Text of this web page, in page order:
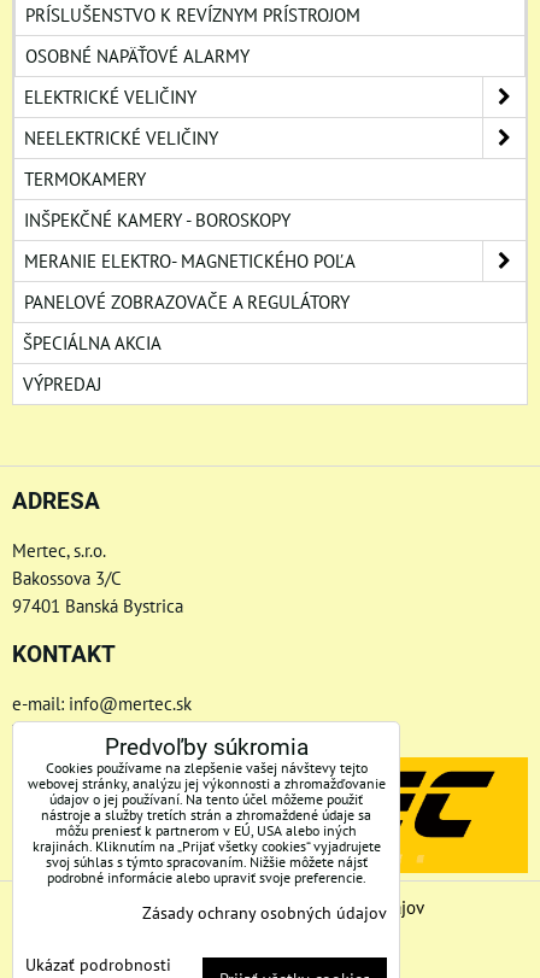
PRÍSLUŠENSTVO K REVÍZNYM PRÍSTROJOM
OSOBNÉ NAPÄŤOVÉ ALARMY
ELEKTRICKÉ VELIČINY
NEELEKTRICKÉ VELIČINY
TERMOKAMERY
INŠPEKČNÉ KAMERY - BOROSKOPY
MERANIE ELEKTRO- MAGNETICKÉHO POĽA
PANELOVÉ ZOBRAZOVAČE A REGULÁTORY
ŠPECIÁLNA AKCIA
VÝPREDAJ
ADRESA
Mertec, s.r.o.
Bakossova 3/C
97401 Banská Bystrica
KONTAKT
e-mail: info@mertec.sk
Telefón: +421 48-4800 791
Predvoľby súkromia
Zásady ochrany osobných údajov
Predvoľby súkromia
Cookies používame na zlepšenie vašej návštevy tejto
webovej stránky, analýzu jej výkonnosti a zhromažďovanie
údajov o jej používaní. Na tento účel môžeme použiť
nástroje a služby tretích strán a zhromaždené údaje sa
môžu preniesť k partnerom v EÚ, USA alebo iných
krajinách. Kliknutím na „Prijať všetky cookies“ vyjadrujete
svoj súhlas s týmto spracovaním. Nižšie môžete nájsť
podrobné informácie alebo upraviť svoje preferencie.
Zásady ochrany osobných údajov
Ukázať podrobnosti